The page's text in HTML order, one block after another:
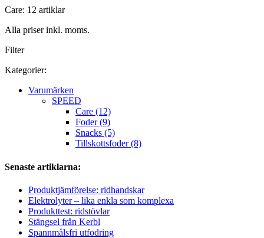
Care: 12 artiklar
Alla priser inkl. moms.
Filter
Kategorier:
Varumärken
SPEED
Care (12)
Foder (9)
Snacks (5)
Tillskottsfoder (8)
Senaste artiklarna:
Produktjämförelse: ridhandskar
Elektrolyter – lika enkla som komplexa
Produkttest: ridstövlar
Stängsel från Kerbl
Spannmålsfri utfodring